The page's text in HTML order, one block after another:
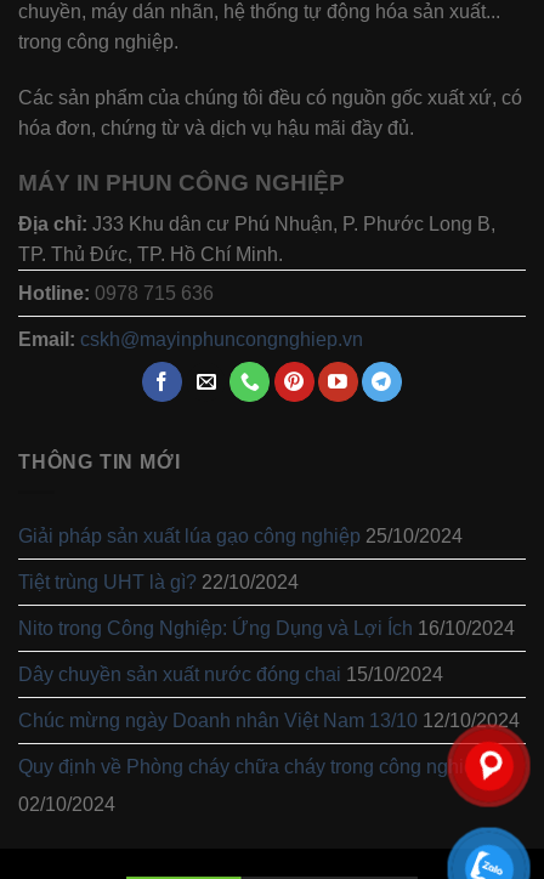
chuyền, máy dán nhãn, hệ thống tự động hóa sản xuất...
trong công nghiệp.
Các sản phẩm của chúng tôi đều có nguồn gốc xuất xứ, có
hóa đơn, chứng từ và dịch vụ hậu mãi đầy đủ.
MÁY IN PHUN CÔNG NGHIỆP
Địa chỉ: J33 Khu dân cư Phú Nhuận, P. Phước Long B,
TP. Thủ Đức, TP. Hồ Chí Minh.
Hotline: 0978 715 636
Email: cskh@mayinphuncongnghiep.vn
THÔNG TIN MỚI
Giải pháp sản xuất lúa gạo công nghiệp 25/10/2024
Tiệt trùng UHT là gì? 22/10/2024
Nito trong Công Nghiệp: Ứng Dụng và Lợi Ích 16/10/2024
Dây chuyền sản xuất nước đóng chai 15/10/2024
Chúc mừng ngày Doanh nhân Việt Nam 13/10 12/10/2024
Quy định về Phòng cháy chữa cháy trong công nghiệp
02/10/2024